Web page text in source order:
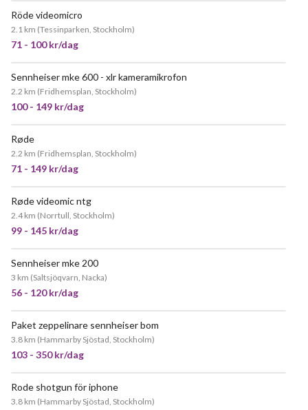
Röde videomicro
2.1 km (Tessinparken, Stockholm)
71 - 100 kr/dag
Sennheiser mke 600 - xlr kameramikrofon
2.2 km (Fridhemsplan, Stockholm)
100 - 149 kr/dag
Røde
2.2 km (Fridhemsplan, Stockholm)
71 - 149 kr/dag
Røde videomic ntg
2.4 km (Norrtull, Stockholm)
99 - 145 kr/dag
Sennheiser mke 200
3 km (Saltsjöqvarn, Nacka)
56 - 120 kr/dag
Paket zeppelinare sennheiser bom
3.8 km (Hammarby Sjöstad, Stockholm)
103 - 350 kr/dag
Rode shotgun för iphone
3.8 km (Hammarby Sjöstad, Stockholm)